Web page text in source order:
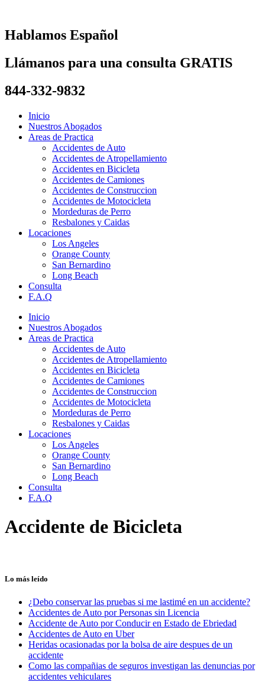
content
Hablamos Español
Llámanos para una consulta GRATIS
844-332-9832
Inicio
Nuestros Abogados
Areas de Practica
Accidentes de Auto
Accidentes de Atropellamiento
Accidentes en Bicicleta
Accidentes de Camiones
Accidentes de Construccion
Accidentes de Motocicleta
Mordeduras de Perro
Resbalones y Caidas
Locaciones
Los Angeles
Orange County
San Bernardino
Long Beach
Consulta
F.A.Q
Inicio
Nuestros Abogados
Areas de Practica
Accidentes de Auto
Accidentes de Atropellamiento
Accidentes en Bicicleta
Accidentes de Camiones
Accidentes de Construccion
Accidentes de Motocicleta
Mordeduras de Perro
Resbalones y Caidas
Locaciones
Los Angeles
Orange County
San Bernardino
Long Beach
Consulta
F.A.Q
Accidente de Bicicleta
Lo más leído
¿Debo conservar las pruebas si me lastimé en un accidente?
Accidentes de Auto por Personas sin Licencia
Accidente de Auto por Conducir en Estado de Ebriedad
Accidentes de Auto en Uber
Heridas ocasionadas por la bolsa de aire despues de un
accidente
Como las compañias de seguros investigan las denuncias por
accidentes vehiculares